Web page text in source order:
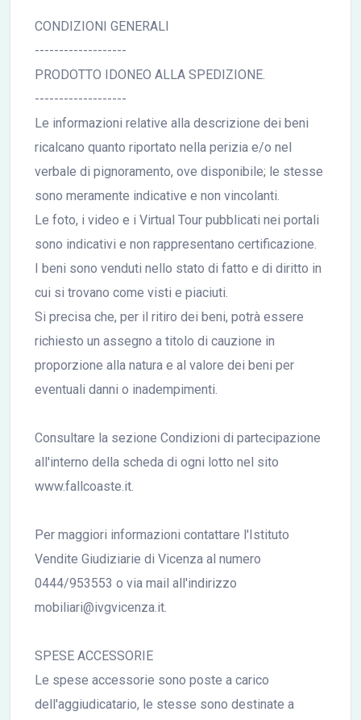
CONDIZIONI GENERALI
-------------------
PRODOTTO IDONEO ALLA SPEDIZIONE.
-------------------
Le informazioni relative alla descrizione dei beni
ricalcano quanto riportato nella perizia e/o nel
verbale di pignoramento, ove disponibile; le stesse
sono meramente indicative e non vincolanti.
Le foto, i video e i Virtual Tour pubblicati nei portali
sono indicativi e non rappresentano certificazione.
I beni sono venduti nello stato di fatto e di diritto in
cui si trovano come visti e piaciuti.
Si precisa che, per il ritiro dei beni, potrà essere
richiesto un assegno a titolo di cauzione in
proporzione alla natura e al valore dei beni per
eventuali danni o inadempimenti.
Consultare la sezione Condizioni di partecipazione
all'interno della scheda di ogni lotto nel sito
www.fallcoaste.it.
Per maggiori informazioni contattare l'Istituto
Vendite Giudiziarie di Vicenza al numero
0444/953553 o via mail all'indirizzo
mobiliari@ivgvicenza.it.
SPESE ACCESSORIE
Le spese accessorie sono poste a carico
dell'aggiudicatario, le stesse sono destinate a